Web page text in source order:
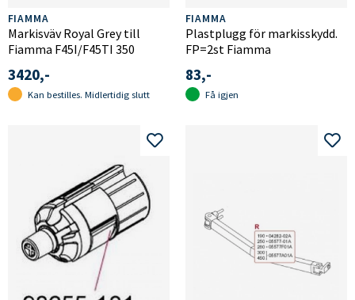
FIAMMA
Markisväv Royal Grey till
Fiamma F45I/F45TI 350
3420,-
Kan bestilles. Midlertidig slutt
FIAMMA
Plastplugg för markisskydd.
FP=2st Fiamma
83,-
Få igjen